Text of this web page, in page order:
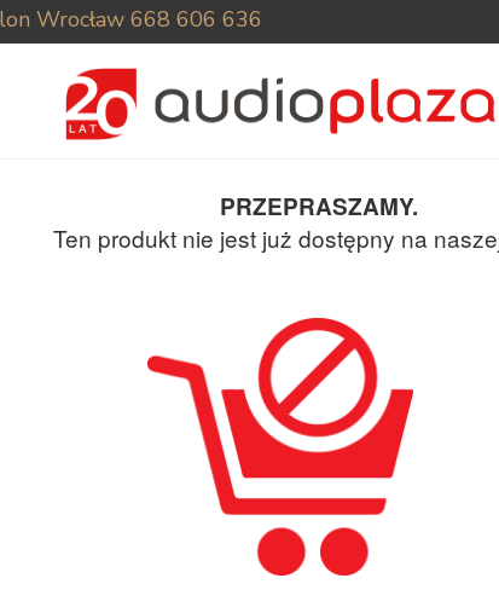
Wrocław 668 606 636
PRZEPRASZAMY.
Ten produkt nie jest już dostępny na